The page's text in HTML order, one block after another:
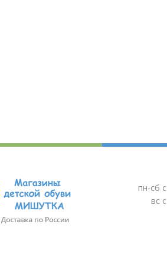
пн-сб с
вс с